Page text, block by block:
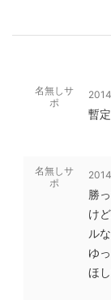
名無しサ
ポ
暫
名無しサ
ポ
勝
け
ル
ゆ
ほ